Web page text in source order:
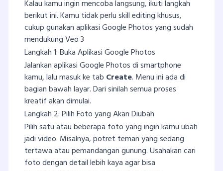
Kalau kamu ingin mencoba langsung, ikuti langkah
berikut ini. Kamu tidak perlu skill editing khusus,
cukup gunakan aplikasi Google Photos yang sudah
mendukung Veo 3
Langkah 1: Buka Aplikasi Google Photos
Jalankan aplikasi Google Photos di smartphone
kamu, lalu masuk ke tab Create. Menu ini ada di
bagian bawah layar. Dari sinilah semua proses
kreatif akan dimulai.
Langkah 2: Pilih Foto yang Akan Diubah
Pilih satu atau beberapa foto yang ingin kamu ubah
jadi video. Misalnya, potret teman yang sedang
tertawa atau pemandangan gunung. Usahakan cari
foto dengan detail lebih kaya agar bisa